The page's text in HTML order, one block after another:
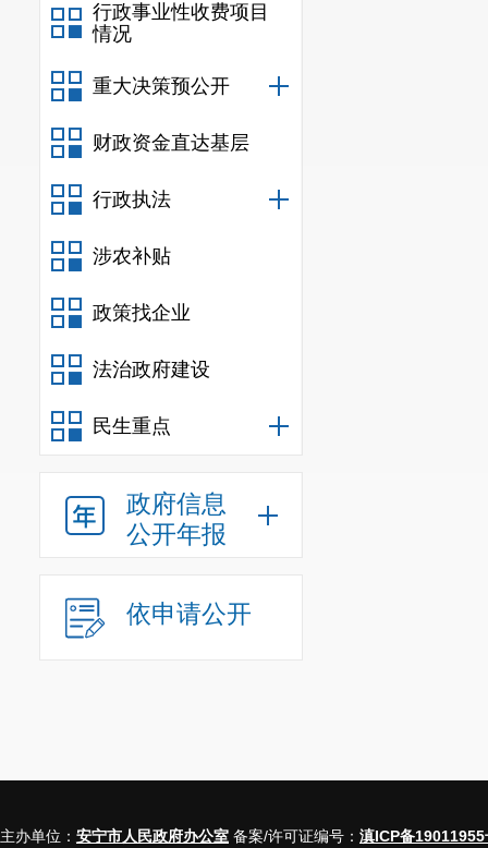
行政事业性收费项目
情况
重大决策预公开
财政资金直达基层
行政执法
涉农补贴
政策找企业
法治政府建设
民生重点
政府信息
公开年报
依申请公开
主办单位： 安宁市人民政府办公室 备案/许可证编号： 滇ICP备